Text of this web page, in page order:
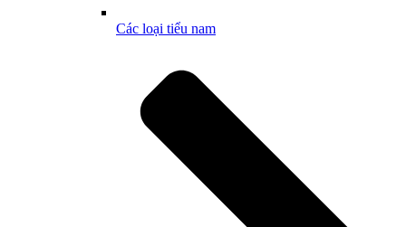
Các loại tiểu nam